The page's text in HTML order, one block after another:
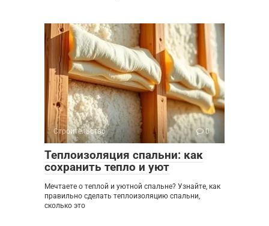
Строительство 0
Теплоизоляция спальни: как
сохранить тепло и уют
Мечтаете о теплой и уютной спальне? Узнайте, как
правильно сделать теплоизоляцию спальни,
сколько это